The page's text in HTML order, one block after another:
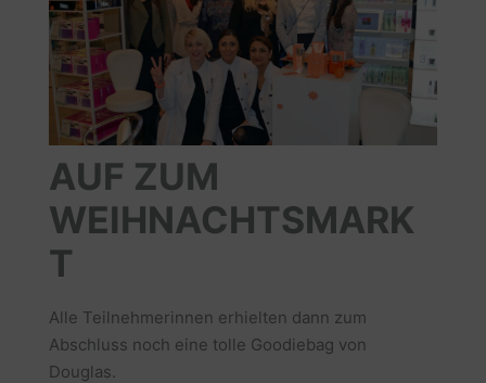
AUF ZUM
WEIHNACHTSMARK
T
Alle Teilnehmerinnen erhielten dann zum
Abschluss noch eine tolle Goodiebag von
Douglas.